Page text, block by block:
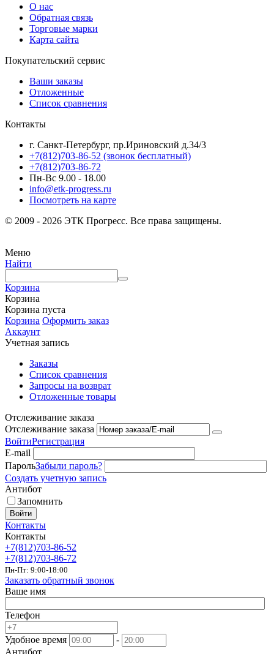
О нас
Обратная связь
Торговые марки
Карта сайта
Покупательский сервис
Ваши заказы
Отложенные
Список сравнения
Контакты
г. Санкт-Петербург, пр.Ириновский д.34/3
+7(812)703-86-52 (звонок бесплатный)
+7(812)703-86-72
Пн-Вс 9.00 - 18.00
info@etk-progress.ru
Посмотреть на карте
© 2009 - 2026 ЭТК Прогресс. Все права защищены.
Меню
Найти
Корзина
Корзина
Корзина пуста
Корзина Оформить заказ
Аккаунт
Учетная запись
Заказы
Список сравнения
Запросы на возврат
Отложенные товары
Отслеживание заказа
Отслеживание заказа
ВойтиРегистрация
E-mail
ПарольЗабыли пароль?
Создать учетную запись
Антибот
Запомнить
Войти
Контакты
Контакты
+7(812)703-86-52
+7(812)703-86-72
Пн-Пт: 9:00-18:00
Заказать обратный звонок
Ваше имя
Телефон
Удобное время
-
Антибот